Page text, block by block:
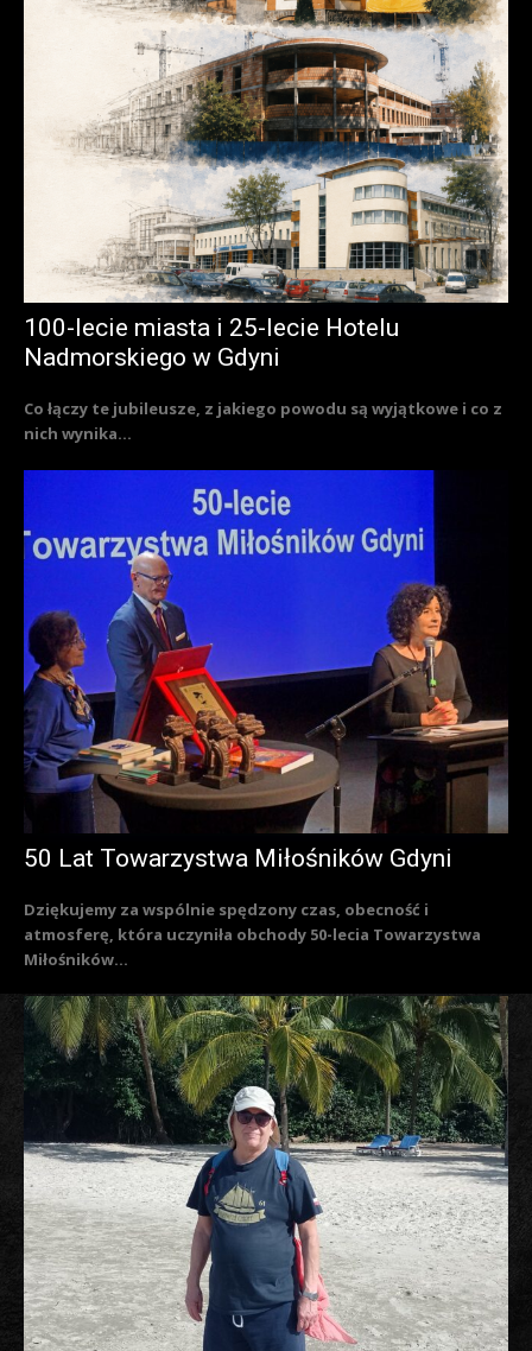
100-lecie miasta i 25-lecie Hotelu
Nadmorskiego w Gdyni
Co łączy te jubileusze, z jakiego powodu są wyjątkowe i co z
nich wynika...
50 Lat Towarzystwa Miłośników Gdyni
Dziękujemy za wspólnie spędzony czas, obecność i
atmosferę, która uczyniła obchody 50-lecia Towarzystwa
Miłośników...